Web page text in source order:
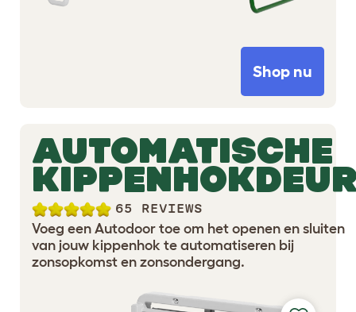
Shop nu
AUTOMATISCHE
65 REVIEWS
Voeg een Autodoor toe om het openen en sluiten
van jouw kippenhok te automatiseren bij
zonsopkomst en zonsondergang.